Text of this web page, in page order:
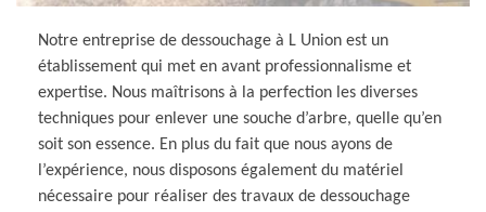
Notre entreprise de dessouchage à L Union est un
établissement qui met en avant professionnalisme et
expertise. Nous maîtrisons à la perfection les diverses
techniques pour enlever une souche d’arbre, quelle qu’en
soit son essence. En plus du fait que nous ayons de
l’expérience, nous disposons également du matériel
nécessaire pour réaliser des travaux de dessouchage